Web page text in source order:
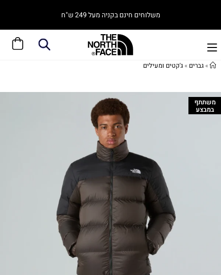
משלוחים חינם בקניה מעל 249 ש"ח
»גברים »ג'קטים ומעילים
משתתף
במבצע